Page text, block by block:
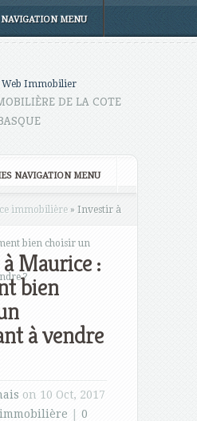
NAVIGATION MENU
DE LA COTE
NAVIGATION MENU
immobilière » Investir à
bien choisir un
?
Maurice :
bien
à vendre
on 10 Oct, 2017
0